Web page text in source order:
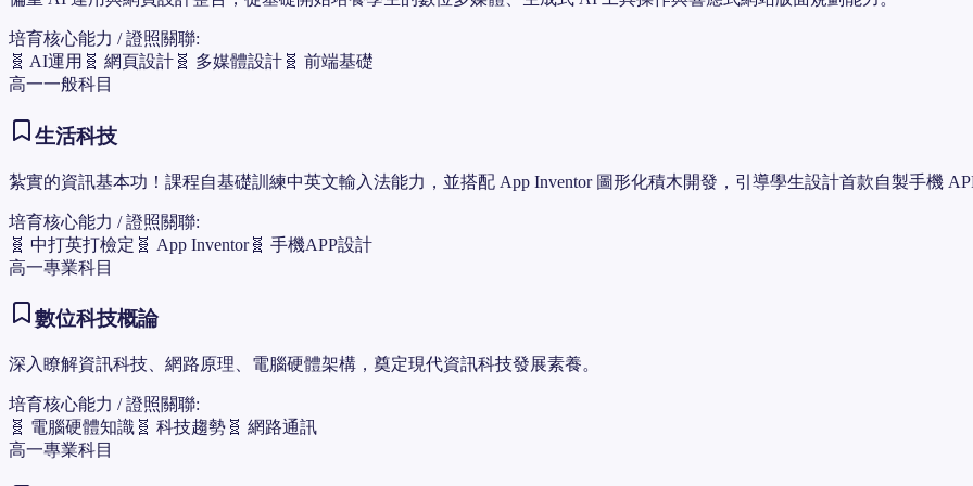
培育核心能力 / 證照關聯:
🧬 AI運用 🧬 網頁設計 🧬 多媒體設計 🧬 前端基礎
高一一般科目
生活科技
紮實的資訊基本功！課程自基礎訓練中英文輸入法能力，並搭配 App Inventor 圖形化積木開發，引導學生設計首款自製手機
培育核心能力 / 證照關聯:
🧬 中打英打檢定 🧬 App Inventor🧬 手機APP設計
高一專業科目
數位科技概論
深入瞭解資訊科技、網路原理、電腦硬體架構，奠定現代資訊科技發展素養。
培育核心能力 / 證照關聯:
🧬 電腦硬體知識 🧬 科技趨勢 🧬 網路通訊
高一專業科目